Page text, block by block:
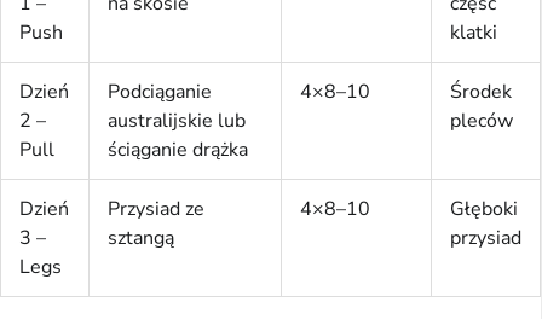
Push
klatki
Dzień
2 –
Pull
Podciąganie
australijskie lub
ściąganie drążka
4×8–10
Środek
pleców
Dzień
3 –
Legs
Przysiad ze
sztangą
4×8–10
Głęboki
przysiad